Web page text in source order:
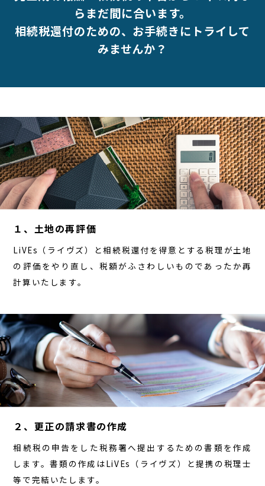
らまだ間に合います。
相続税還付のための、お手続きにトライして
みませんか？
１、土地の再評価
LiVEs（ライヴズ）と相続税還付を得意とする税理が土地
の評価をやり直し、税額がふさわしいものであったか再
計算いたします。
２、更正の請求書の作成
相続税の申告をした税務署へ提出するための書類を作成
します。書類の作成はLiVEs（ライヴズ）と提携の税理士
等で完結いたします。